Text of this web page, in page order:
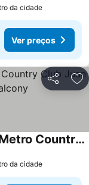
da cidade
Ver preços
Partilhar
Residencial Green Paradise at Metro Country Club Juan Dolio - 2 Bedroom with Balcony
da cidade